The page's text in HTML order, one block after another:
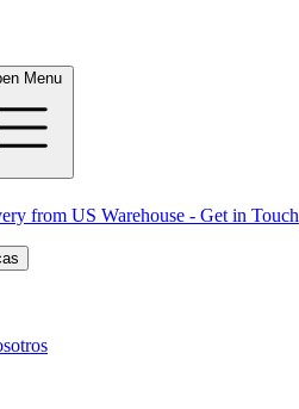
Menu
from US Warehouse - Get in Touch